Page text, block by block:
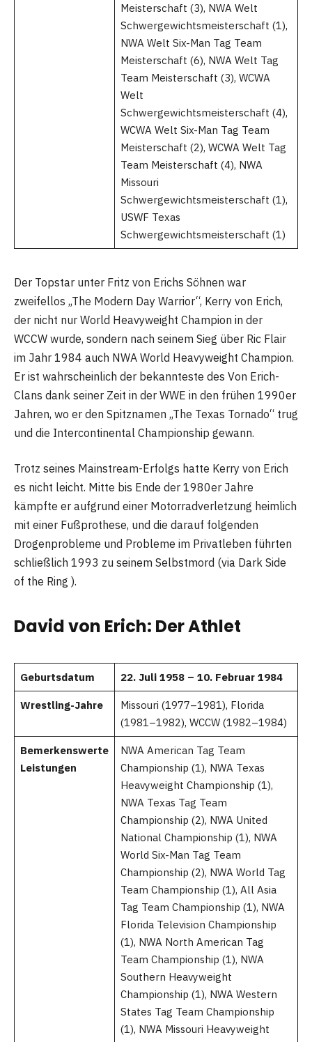
Meisterschaft (3), NWA Welt
Schwergewichtsmeisterschaft (1),
NWA Welt Six-Man Tag Team
Meisterschaft (6), NWA Welt Tag
Team Meisterschaft (3), WCWA
Welt
Schwergewichtsmeisterschaft (4),
WCWA Welt Six-Man Tag Team
Meisterschaft (2), WCWA Welt Tag
Team Meisterschaft (4), NWA
Missouri
Schwergewichtsmeisterschaft (1),
USWF Texas
Schwergewichtsmeisterschaft (1)
Der Topstar unter Fritz von Erichs Söhnen war
zweifellos „The Modern Day Warrior“, Kerry von Erich,
der nicht nur World Heavyweight Champion in der
WCCW wurde, sondern nach seinem Sieg über Ric Flair
im Jahr 1984 auch NWA World Heavyweight Champion.
Er ist wahrscheinlich der bekannteste des Von Erich-
Clans dank seiner Zeit in der WWE in den frühen 1990er
Jahren, wo er den Spitznamen „The Texas Tornado“ trug
und die Intercontinental Championship gewann.
Trotz seines Mainstream-Erfolgs hatte Kerry von Erich
es nicht leicht. Mitte bis Ende der 1980er Jahre
kämpfte er aufgrund einer Motorradverletzung heimlich
mit einer Fußprothese, und die darauf folgenden
Drogenprobleme und Probleme im Privatleben führten
schließlich 1993 zu seinem Selbstmord (via Dark Side
of the Ring ).
David von Erich: Der Athlet
Geburtsdatum 22. Juli 1958 – 10. Februar 1984
Wrestling-Jahre
Missouri (1977–1981), Florida
(1981–1982), WCCW (1982–1984)
Bemerkenswerte
Leistungen
NWA American Tag Team
Championship (1), NWA Texas
Heavyweight Championship (1),
NWA Texas Tag Team
Championship (2), NWA United
National Championship (1), NWA
World Six-Man Tag Team
Championship (2), NWA World Tag
Team Championship (1), All Asia
Tag Team Championship (1), NWA
Florida Television Championship
(1), NWA North American Tag
Team Championship (1), NWA
Southern Heavyweight
Championship (1), NWA Western
States Tag Team Championship
(1), NWA Missouri Heavyweight